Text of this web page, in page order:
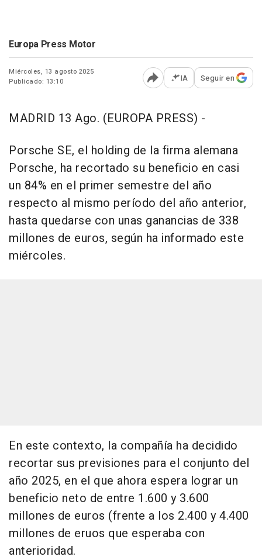
Europa Press Motor
Miércoles, 13 agosto 2025
Publicado: 13:10
Abrir opciones para
IA Seguir en
MADRID 13 Ago. (EUROPA PRESS) -
Porsche SE, el holding de la firma alemana
Porsche, ha recortado su beneficio en casi
un 84% en el primer semestre del año
respecto al mismo período del año anterior,
hasta quedarse con unas ganancias de 338
millones de euros, según ha informado este
miércoles.
En este contexto, la compañía ha decidido
recortar sus previsiones para el conjunto del
año 2025, en el que ahora espera lograr un
beneficio neto de entre 1.600 y 3.600
millones de euros (frente a los 2.400 y 4.400
millones de eruos que esperaba con
anterioridad.